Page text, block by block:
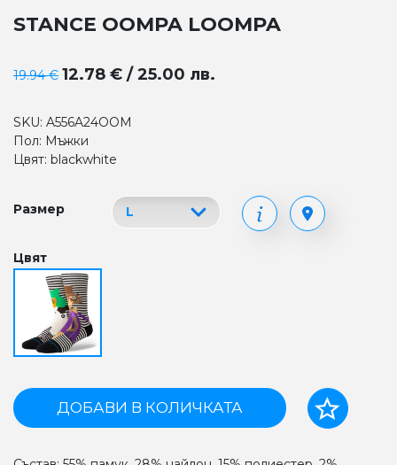
STANCE OOMPA LOOMPA
19.94 € 12.78 € / 25.00 лв.
SKU: A556A24OOM
Пол: Мъжки
Цвят: blackwhite
Размер
Цвят
ДОБАВИ В КОЛИЧКАТА